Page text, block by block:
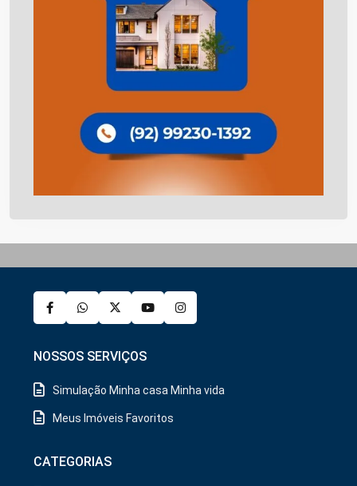
NOSSOS SERVIÇOS
Simulação Minha casa Minha vida
Meus Imóveis Favoritos
CATEGORIAS